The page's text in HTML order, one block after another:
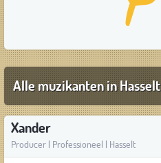
Alle muzikanten in Hasselt
Xander
Producer | Professioneel | Hasselt